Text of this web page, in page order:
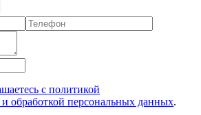
с политикой
обработкой персональных данных.